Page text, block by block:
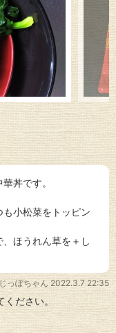
丼です。
小松菜をトッピン
ほうれん草を＋し
じっぽちゃん 2022.3.7 22:35
ください。